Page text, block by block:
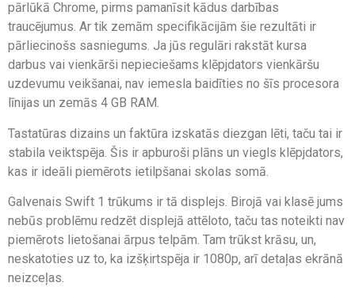
pārlūkā Chrome, pirms pamanīsit kādus darbības
traucējumus. Ar tik zemām specifikācijām šie rezultāti ir
pārliecinošs sasniegums. Ja jūs regulāri rakstāt kursa
darbus vai vienkārši nepieciešams klēpjdators vienkāršu
uzdevumu veikšanai, nav iemesla baidīties no šīs procesora
līnijas un zemās 4 GB RAM.
Tastatūras dizains un faktūra izskatās diezgan lēti, taču tai ir
stabila veiktspēja. Šis ir apburoši plāns un viegls klēpjdators,
kas ir ideāli piemērots ietilpšanai skolas somā.
Galvenais Swift 1 trūkums ir tā displejs. Birojā vai klasē jums
nebūs problēmu redzēt displejā attēloto, taču tas noteikti nav
piemērots lietošanai ārpus telpām. Tam trūkst krāsu, un,
neskatoties uz to, ka izšķirtspēja ir 1080p, arī detaļas ekrānā
neizceļas.